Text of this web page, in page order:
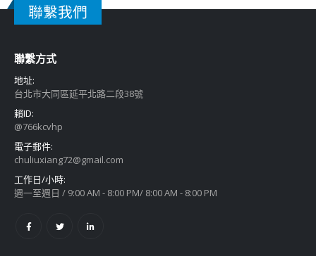
聯繫我們
聯繫方式
地址:
台北市大同區延平北路二段38號
賴ID:
@766kcvhp
電子郵件:
chuliuxiang72@gmail.com
工作日/小時:
週一至週日 / 9:00 AM - 8:00 PM/ 8:00 AM - 8:00 PM